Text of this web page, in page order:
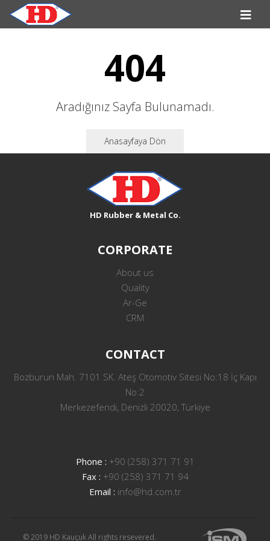
404
Aradığınız Sayfa Bulunamadı.
Anasayfaya Dön
HD Rubber & Metal Co.
CORPORATE
About us
Quality
Ar-Ge
CRM
CONTACT
Bozburun Mah. 7101 SK. Ateş Otomotiv Sitesi No:18 İç Kapı
No:2
Merkezefendi, Denizli 20020, Türkiye
Phone : +90 (258) 371 71 91
Fax : +90 (258) 371 71 94
Email : info@hd.com.tr
© 2019 HD Kauçuk All rights resevered.